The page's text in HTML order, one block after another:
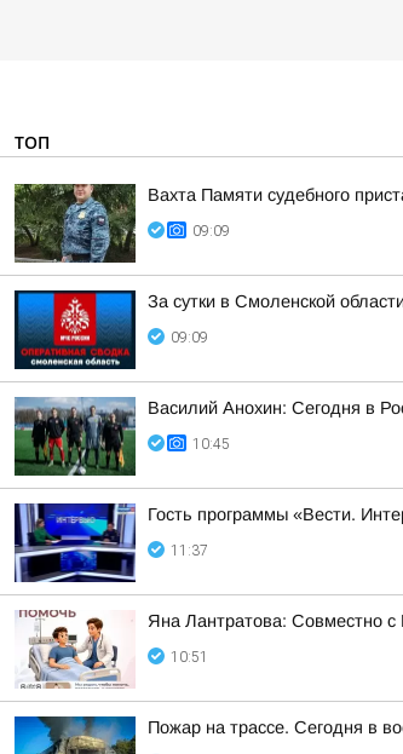
ТОП
Вахта Памяти судебного
09:09
За сутки в Смоленской
09:09
Василий Анохин: Сегодня в
10:45
Гость программы «Вести.
11:37
Яна Лантратова: Совместно с
10:51
Пожар на трассе. Сегодня в